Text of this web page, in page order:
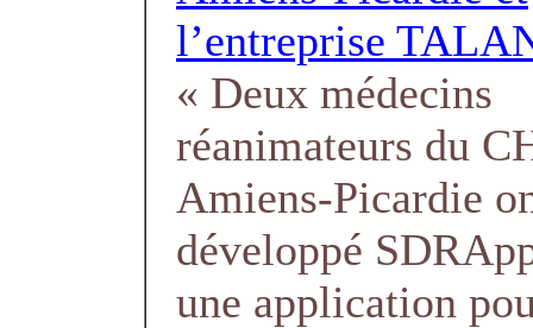
l’entreprise
« Deux médecins
réanimateurs du
Amiens-Picardie
développé
une application